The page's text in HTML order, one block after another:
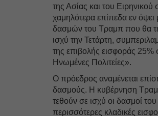
της Ασίας και του Ειρηνικού
χαμηλότερα επίπεδα εν όψει
δασμών του Τραμπ που θα
ισχύ την Τετάρτη,
της επιβολής εισφοράς 25%
Ηνωμένες Πολιτείες».
Ο πρόεδρος αναμένεται
δασμούς. Η κυβέρνηση
τεθούν σε ισχύ οι δασμοί
περισσότερες κλαδικές